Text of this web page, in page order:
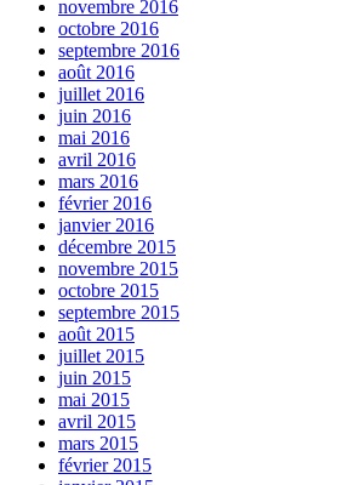
novembre 2016
octobre 2016
septembre 2016
août 2016
juillet 2016
juin 2016
mai 2016
avril 2016
mars 2016
février 2016
janvier 2016
décembre 2015
novembre 2015
octobre 2015
septembre 2015
août 2015
juillet 2015
juin 2015
mai 2015
avril 2015
mars 2015
février 2015